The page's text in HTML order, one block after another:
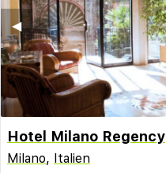
◀︎
Hotel Milano Regency
Milano, Italien